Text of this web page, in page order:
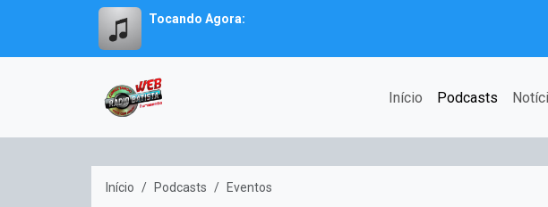
Tocando Agora:
Início Podcasts
Início Podcasts Eventos